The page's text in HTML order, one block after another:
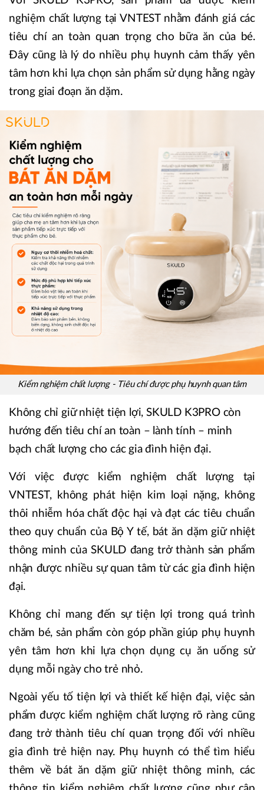
nghiệm chất lượng tại VNTEST nhằm đánh giá các
tiêu chí an toàn quan trọng cho bữa ăn của bé.
Đây cũng là lý do nhiều phụ huynh cảm thấy yên
tâm hơn khi lựa chọn sản phẩm sử dụng hằng ngày
trong giai đoạn ăn dặm.
Kiểm nghiệm chất lượng - Tiêu chí được phụ huynh quan tâm
Không chỉ giữ nhiệt tiện lợi, SKULD K3PRO còn
hướng đến tiêu chí an toàn – lành tính – minh
bạch chất lượng cho các gia đình hiện đại.
Với việc được kiểm nghiệm chất lượng tại
VNTEST, không phát hiện kim loại nặng, không
thôi nhiễm hóa chất độc hại và đạt các tiêu chuẩn
theo quy chuẩn của Bộ Y tế, bát ăn dặm giữ nhiệt
thông minh của SKULD đang trở thành sản phẩm
nhận được nhiều sự quan tâm từ các gia đình hiện
đại.
Không chỉ mang đến sự tiện lợi trong quá trình
chăm bé, sản phẩm còn góp phần giúp phụ huynh
yên tâm hơn khi lựa chọn dụng cụ ăn uống sử
dụng mỗi ngày cho trẻ nhỏ.
Ngoài yếu tố tiện lợi và thiết kế hiện đại, việc sản
phẩm được kiểm nghiệm chất lượng rõ ràng cũng
đang trở thành tiêu chí quan trọng đối với nhiều
gia đình trẻ hiện nay. Phụ huynh có thể tìm hiểu
thêm về bát ăn dặm giữ nhiệt thông minh, các